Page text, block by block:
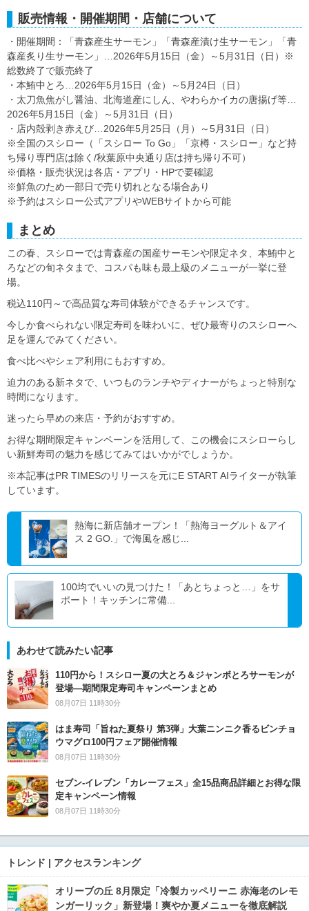
販売情報・開催期間・店舗について
・開催期間：「青森産生サーモン」「青森産漬け生サーモン」「青
森産炙り生サーモン」…2026年5月15日（金）～5月31日（日）※
総数終了で販売終了
・本鮪中とろ…2026年5月15日（金）～5月24日（日）
・太刀魚焦がし醤油、北海道産にしん、やわらかイカの唐揚げ等…
2026年5月15日（金）～5月31日（日）
・店内殻剥き赤えび…2026年5月25日（月）～5月31日（日）
※全国のスシロー（「スシロー To Go」「京樽・スシロー」など持
ち帰り専門店は除く/秋葉原中央通り店は持ち帰り不可）
※価格・販売状況は各店・アプリ・HPで要確認
※鮮魚のため一部日で売り切れとなる場合あり
※予約はスシロー公式アプリやWEBサイトから可能
まとめ
この春、スシローでは青森産の国産サーモンや限定ネタ、本鮪中と
ろなどの旬ネタまで、コスパも味も最上級のメニューが一挙に登
場。
税込110円～で高品質な寿司体験ができるチャンスです。
今しか食べられない限定寿司を味わいに、ぜひ最寄りのスシローへ
足を運んでみてください。
食べ比べやシェア利用にもおすすめ。
迫力のある新ネタで、いつものランチやディナーがちょっと特別な
時間になります。
迷ったら早めの来店・予約がおすすめ。
お得な期間限定キャンペーンを活用して、この機会にスシローらし
い新鮮寿司の魅力を感じてみてはいかがでしょうか。
※本記事はPR TIMESのリリースを元にE START AIライターが執筆
しています。
熱海に新店舗オープン！「熱海ヨーグルト＆アイ
ス 2 GO.」で海風を感じ...
100均でいいの見つけた！「あとちょっと…」をサ
ポート！キッチンに常備...
あわせて読みたい記事
110円から！スシロー夏の大とろ＆ジャンボとろサーモンが
登場―期間限定寿司キャンペーンまとめ
08月07日 11時30分
はま寿司「旨ねた夏祭り 第3弾」大葉ニンニク香るビンチョ
ウマグロ100円フェア開催情報
08月07日 11時30分
セブン‐イレブン「カレーフェス」全15品商品詳細とお得な限
定キャンペーン情報
08月07日 11時30分
トレンド | アクセスランキング
オリーブの丘 8月限定「冷製カッペリーニ 赤海老のレモ
ンガーリック」新登場！爽やか夏メニューを徹底解説